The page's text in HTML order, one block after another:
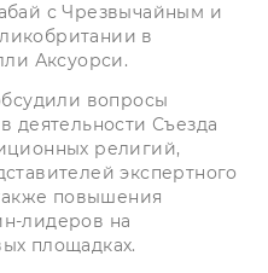
с Чрезвычайным и
в
Аксуорси.
вопросы
деятельности Съезда
религий,
экспертного
повышения
лидеров на
площадках.